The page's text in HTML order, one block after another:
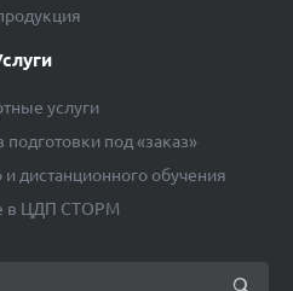
услуги
подготовки под «заказ»
дистанционного обучения
в ЦДП СТОРМ